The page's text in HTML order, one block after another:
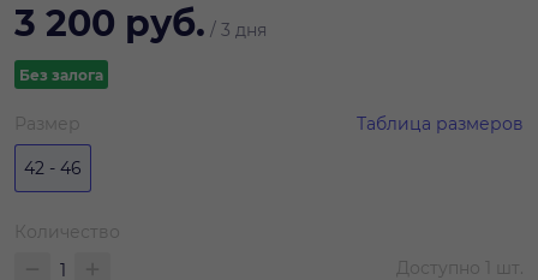
3 200 руб. / 3 дня
Без залога
Таблица размеров
Размер
42 - 46
Количество
Доступно 1 шт.